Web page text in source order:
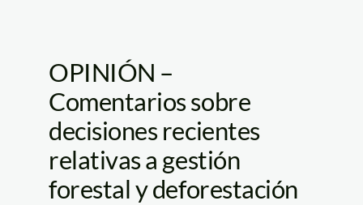
OPINIÓN –
Comentarios sobre
decisiones recientes
relativas a gestión
forestal y deforestación